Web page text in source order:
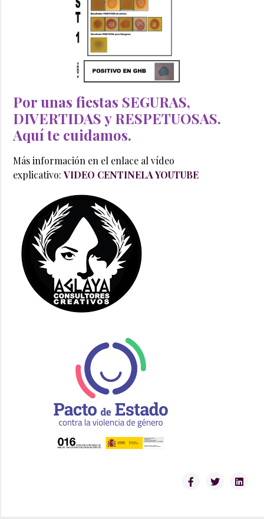
Por unas fiestas SEGURAS,
DIVERTIDAS y RESPETUOSAS.
Aquí te cuidamos.
Más información en el enlace al vídeo
explicativo: VIDEO CENTINELA YOUTUBE